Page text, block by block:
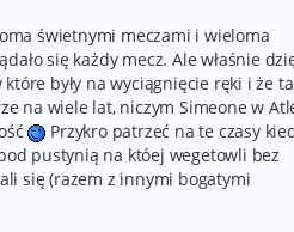
świetnymi meczami i wieloma
się każdy mecz. Ale właśnie
były na wyciągnięcie ręki i że
na wiele lat, niczym Simeone w
Przykro patrzeć na te czasy
pustynią na któej wegetowli bez
się (razem z innymi bogatymi